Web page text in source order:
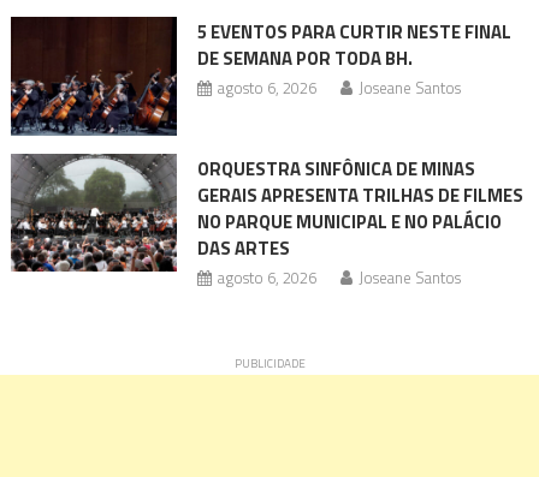
5 EVENTOS PARA CURTIR NESTE FINAL
DE SEMANA POR TODA BH.
agosto 6, 2026 Joseane Santos
ORQUESTRA SINFÔNICA DE MINAS
GERAIS APRESENTA TRILHAS DE FILMES
NO PARQUE MUNICIPAL E NO PALÁCIO
DAS ARTES
agosto 6, 2026 Joseane Santos